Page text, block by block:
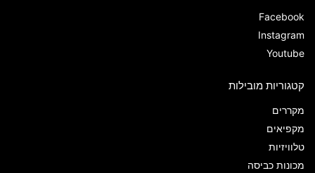
Facebook
Instagram
Youtube
קטגוריות מובילות
מקררים
מקפיאים
טלוויזיות
מכונות כביסה